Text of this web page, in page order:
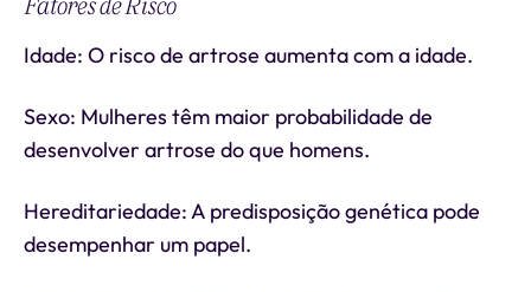
Idade: O risco de artrose aumenta com a idade.
Sexo: Mulheres têm maior probabilidade de
desenvolver artrose do que homens.
Hereditariedade: A predisposição genética pode
desempenhar um papel.